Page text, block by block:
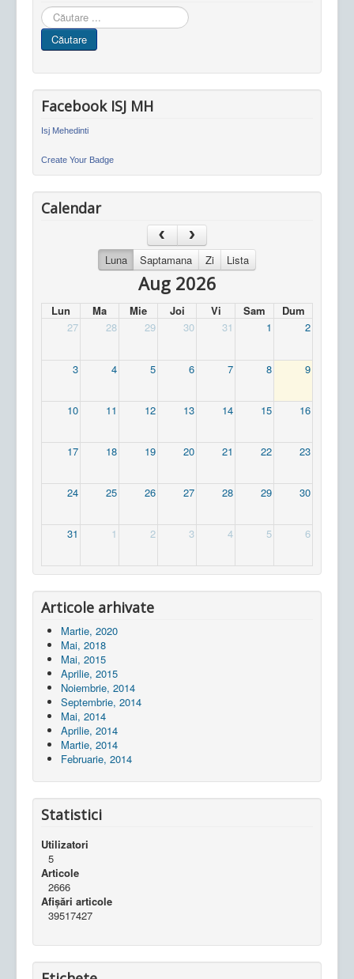
Cauta
in
site
Căutare
Facebook ISJ MH
Isj Mehedinti
Create Your Badge
Calendar
Luna Saptamana Zi Lista
Aug 2026
Lun Ma Mie Joi Vi Sam
Dum
27
28 29 30 31 1 2
3 4 5 6 7 8 9
10 11 12 13 14 15 16
17 18 19 20 21 22 23
24 25 26 27 28 29 30
31 1 2 3 4 5 6
Articole arhivate
Martie, 2020
Mai, 2018
Mai, 2015
Aprilie, 2015
Noiembrie, 2014
Septembrie, 2014
Mai, 2014
Aprilie, 2014
Martie, 2014
Februarie, 2014
Statistici
Utilizatori
5
Articole
2666
Afișări articole
39517427